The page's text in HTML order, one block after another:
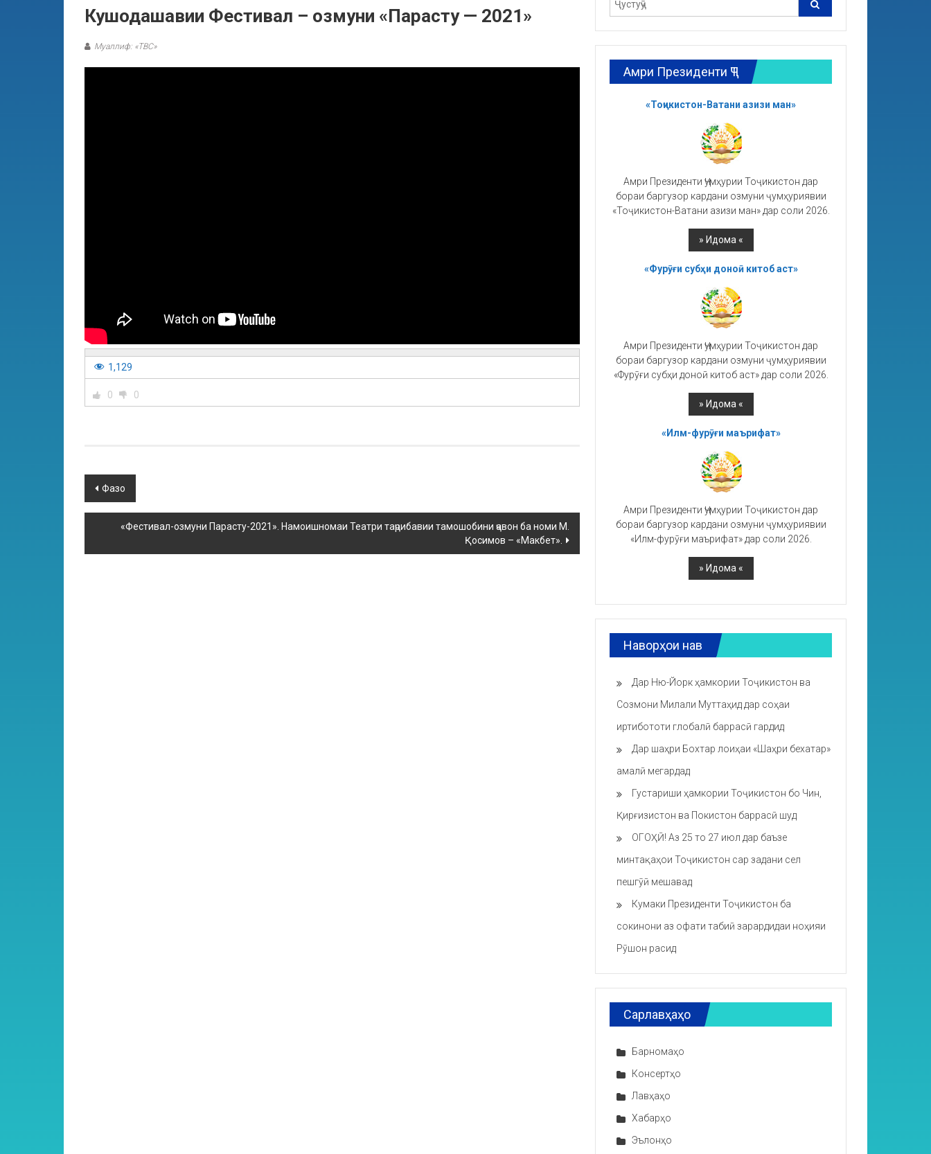
Кушодашавии Фестивал – озмуни «Парасту — 2021»
Муаллиф: «ТВС»
1,129
0 0
Фазо
«Фестивал-озмуни Парасту-2021». Намоишномаи Театри таҷрибавии тамошобини ҷавон ба номи М.
Қосимов – «Макбет».
Амри Президенти ҶТ
«Тоҷикистон-Ватани азизи ман»
Амри Президенти Ҷумҳурии Тоҷикистон дар
бораи баргузор кардани озмуни ҷумҳуриявии
«Тоҷикистон-Ватани азизи ман» дар соли 2026.
«Фурӯғи субҳи доноӣ китоб аст»
Амри Президенти Ҷумҳурии Тоҷикистон дар
бораи баргузор кардани озмуни ҷумҳуриявии
«Фурӯғи субҳи доноӣ китоб аст» дар соли 2026.
«Илм-фурӯғи маърифат»
Амри Президенти Ҷумҳурии Тоҷикистон дар
бораи баргузор кардани озмуни ҷумҳуриявии
«Илм-фурӯғи маърифат» дар соли 2026.
Наворҳои нав
Дар Ню-Йорк ҳамкории Тоҷикистон ва
Созмони Милали Муттаҳид дар соҳаи
иртибототи глобалӣ баррасӣ гардид
Дар шаҳри Бохтар лоиҳаи «Шаҳри бехатар»
амалӣ мегардад
Густариши ҳамкории Тоҷикистон бо Чин,
Қирғизистон ва Покистон баррасӣ шуд
ОГОҲӢ! Аз 25 то 27 июл дар баъзе
минтақаҳои Тоҷикистон сар задани сел
пешгӯӣ мешавад
Кумаки Президенти Тоҷикистон ба
сокинони аз офати табиӣ зарардидаи ноҳияи
Рӯшон расид
Сарлавҳаҳо
Барномаҳо
Консертҳо
Лавҳаҳо
Хабарҳо
Эълонҳо